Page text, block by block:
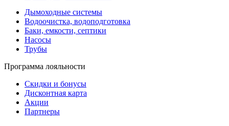
Дымоходные системы
Водоочистка, водоподготовка
Баки, емкости, септики
Насосы
Трубы
Программа лояльности
Скидки и бонусы
Дисконтная карта
Акции
Партнеры